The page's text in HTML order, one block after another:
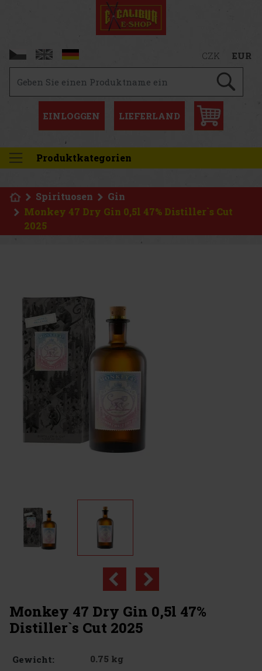
CZK EUR
EINLOGGEN LIEFERLAND
Produktkategorien
Spirituosen
Gin
Monkey 47 Dry Gin 0,5l 47% Distiller`s Cut
2025
Monkey 47 Dry Gin 0,5l 47%
Distiller`s Cut 2025
Gewicht:
0.75 kg